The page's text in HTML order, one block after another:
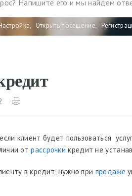
, Открыть посещение,
клиент будет пользоваться
отрассрочки кредит не
в кредит, нужно при продаже